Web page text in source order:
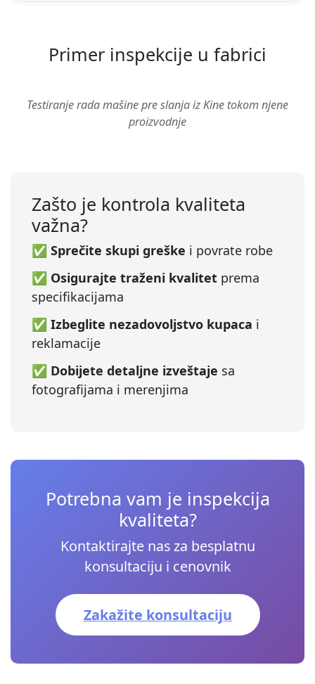
Primer inspekcije u fabrici
▶
Testiranje rada mašine pre slanja iz Kine tokom njene
proizvodnje
Zašto je kontrola kvaliteta
važna?
✅ Sprečite skupi greške i povrate robe
✅ Osigurajte traženi kvalitet prema
specifikacijama
✅ Izbeglite nezadovoljstvo kupaca i
reklamacije
✅ Dobijete detaljne izveštaje sa
fotografijama i merenjima
Potrebna vam je inspekcija
kvaliteta?
Kontaktirajte nas za besplatnu
konsultaciju i cenovnik
Zakažite konsultaciju